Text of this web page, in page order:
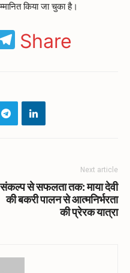
किया जा चुका है।
Telegram
Share
Next article
संकल्प से सफलता तक: माया देवी
की बकरी पालन से आत्मनिर्भरता
की प्रेरक यात्रा